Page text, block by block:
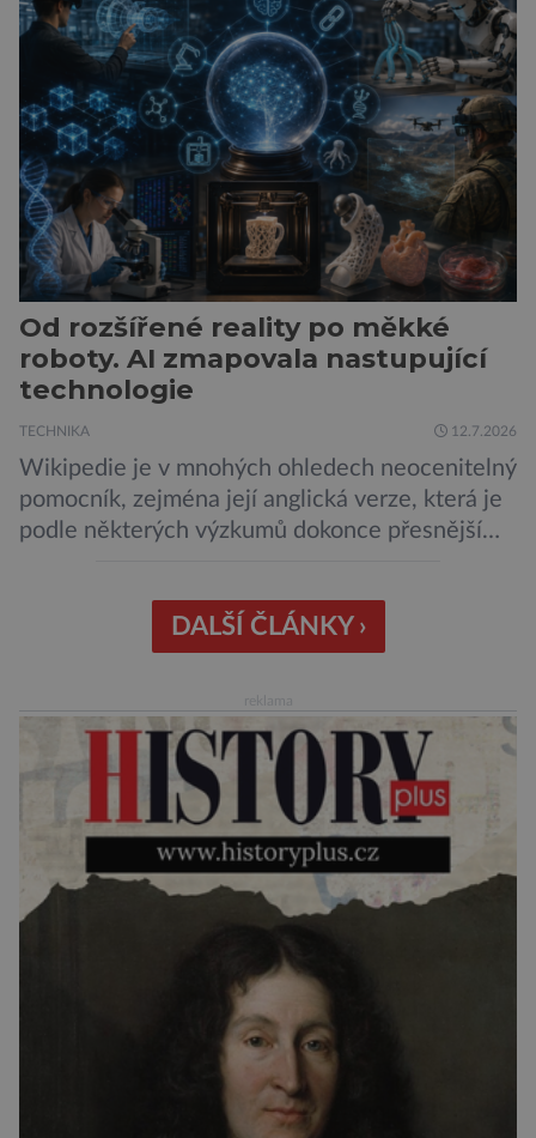
ukazuje, že i kompaktní elektromobil může být
autem, se kterým bez obav vyrazíte za hranice
města Peugeot se u modelu 208 trefil do
černého už […]
Od rozšířené reality po měkké
roboty. AI zmapovala nastupující
technologie
TECHNIKA 12.7.2026
Wikipedie je v mnohých ohledech neocenitelný
pomocník, zejména její anglická verze, která je
podle některých výzkumů dokonce přesnější
křišťálovou kouli, ze které umělá inteligence
věštila, které technologie v dohledné
Za vším stojí australští výzkumníci, kteří pomocí
umělé inteligence a […]
DALŠÍ ČLÁNKY ›